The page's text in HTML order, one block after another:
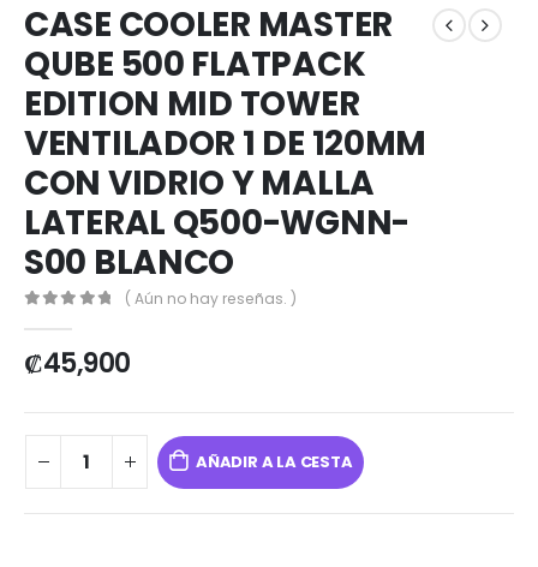
CASE COOLER MASTER
QUBE 500 FLATPACK
EDITION MID TOWER
VENTILADOR 1 DE 120MM
CON VIDRIO Y MALLA
LATERAL Q500-WGNN-
S00 BLANCO
( Aún no hay reseñas. )
₡45,900
AÑADIR A LA CESTA